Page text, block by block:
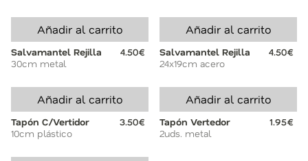
Añadir al carrito
Salvamantel Rejilla
4.50€
30cm metal
Añadir al carrito
Salvamantel Rejilla
4.50€
24x19cm acero
Añadir al carrito
Tapón C/Vertidor
3.50€
10cm plástico
Añadir al carrito
Tapón Vertedor
1.95€
2uds. metal